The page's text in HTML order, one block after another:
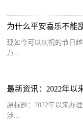
为什么平安喜乐不能
现如今可以庆祝的节日
万...
原标题：2022年以来办
涉...